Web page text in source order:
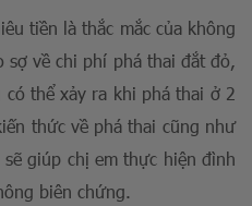
tiền là thắc mắc của không
sợ về chi phí phá thai đắt đỏ,
thể xảy ra khi phá thai ở 2
thức về phá thai cũng như
giúp chị em thực hiện đình
biên chứng.